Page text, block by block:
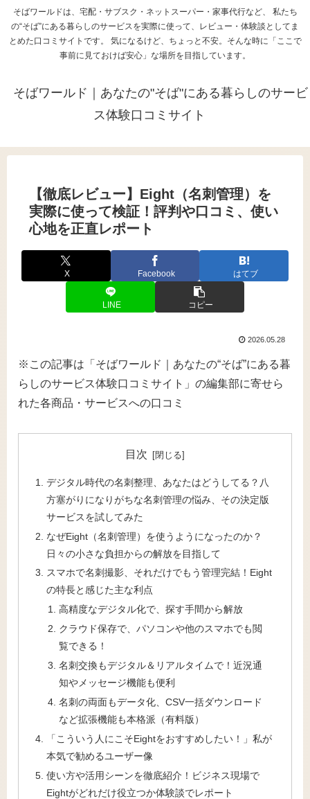
そばワールドは、宅配・サブスク・ネットスーパー・家事代行など、 私たち
の“そば”にある暮らしのサービスを実際に使って、レビュー・体験談としてま
とめた口コミサイトです。 気になるけど、ちょっと不安。そんな時に「ここで
事前に見ておけば安心」な場所を目指しています。
そばワールド｜あなたの"そば"にある暮らしのサービ
ス体験口コミサイト
【徹底レビュー】Eight（名刺管理）を
実際に使って検証！評判や口コミ、使い
心地を正直レポート
X Facebook はてブ
LINE コピー
2026.05.28
※この記事は「そばワールド｜あなたの“そば”にある暮
らしのサービス体験口コミサイト」の編集部に寄せら
れた各商品・サービスへの口コミ
目次
デジタル時代の名刺整理、あなたはどうしてる？八
方塞がりになりがちな名刺管理の悩み、その決定版
サービスを試してみた
なぜEight（名刺管理）を使うようになったのか？
日々の小さな負担からの解放を目指して
スマホで名刺撮影、それだけでもう管理完結！Eight
の特長と感じた主な利点
高精度なデジタル化で、探す手間から解放
クラウド保存で、パソコンや他のスマホでも閲
覧できる！
名刺交換もデジタル＆リアルタイムで！近況通
知やメッセージ機能も便利
名刺の両面もデータ化、CSV一括ダウンロード
など拡張機能も本格派（有料版）
「こういう人にこそEightをおすすめしたい！」私が
本気で勧めるユーザー像
使い方や活用シーンを徹底紹介！ビジネス現場で
Eightがどれだけ役立つか体験談でレポート